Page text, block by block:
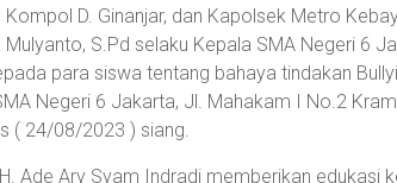
D. Ginanjar, dan Kapolsek Metro
Mulyanto, S.Pd selaku Kepala SMA Negeri 6
para siswa tentang bahaya tindakan
Negeri 6 Jakarta, Jl. Mahakam I No.2
( 24/08/2023 ) siang.
Ade Ary Syam Indradi memberikan edukasi